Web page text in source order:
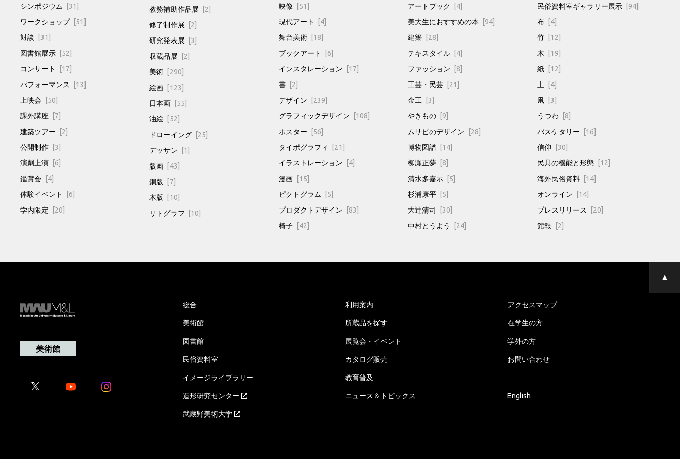
シンポジウム [31]
ワークショップ [51]
対談 [31]
図書館展示 [52]
コンサート [17]
パフォーマンス [13]
上映会 [50]
課外講座 [7]
建築ツアー [2]
公開制作 [3]
演劇上演 [6]
鑑賞会 [4]
体験イベント [6]
学内限定 [20]
教務補助作品展 [2]
修了制作展 [2]
研究発表展 [3]
収蔵品展 [2]
美術 [290]
絵画 [123]
日本画 [55]
油絵 [52]
ドローイング [25]
デッサン [1]
版画 [43]
銅版 [7]
木版 [10]
リトグラフ [10]
映像 [51]
現代アート [4]
舞台美術 [18]
ブックアート [6]
インスタレーション [17]
書 [2]
デザイン [239]
グラフィックデザイン [108]
ポスター [56]
タイポグラフィ [21]
イラストレーション [4]
漫画 [15]
ピクトグラム [5]
プロダクトデザイン [83]
椅子 [42]
アートブック [4]
美大生におすすめの本 [94]
建築 [28]
テキスタイル [4]
ファッション [8]
工芸・民芸 [21]
金工 [3]
やきもの [9]
ムサビのデザイン [28]
博物図譜 [14]
柳瀬正夢 [8]
清水多嘉示 [5]
杉浦康平 [5]
大辻清司 [30]
中村とうよう [24]
民俗資料室ギャラリー展示 [94]
布 [4]
竹 [12]
木 [19]
紙 [12]
土 [4]
凧 [3]
うつわ [8]
バスケタリー [16]
信仰 [30]
民具の機能と形態 [12]
海外民俗資料 [14]
オンライン [14]
プレスリリース [20]
館報 [2]
ペ
ジ
美術館
Youtube
総合
美術館
図書館
民俗資料室
イメージライブラリー
造形研究センター
武蔵野美術大学
利用案内
所蔵品を探す
展覧会・イベント
カタログ販売
教育普及
ニュース＆トピックス
アクセスマップ
在学生の方
学外の方
お問い合わせ
English